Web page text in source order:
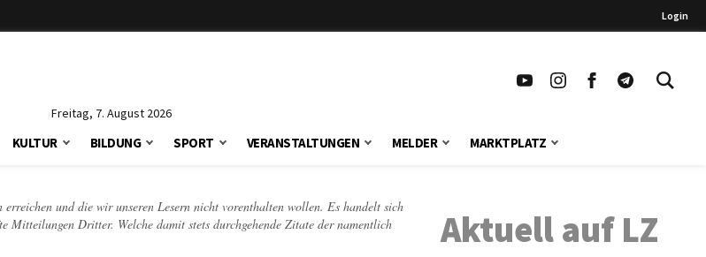
Login
Freitag, 7. August 2026
KULTUR BILDUNG SPORT VERANSTALTUNGEN MELDER MARKTPLATZ
und die wir unseren Lesern nicht vorenthalten wollen. Es handelt sich
Dritter. Welche damit stets durchgehende Zitate der namentlich
Aktuell auf LZ